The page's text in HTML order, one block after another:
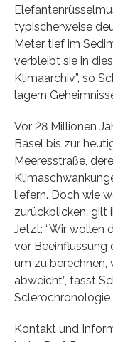
typischerweise
Meter tief im
verbleibt sie in
Klimaarchiv”, so
lagern
Vor 28 Millionen
Basel bis zur
Meeresstraße,
liefern. Doch wie
zurückblicken, gilt
Jetzt: “Wir wollen
vor Beeinflussung
um zu berechnen,
abweicht”, fasst
Sclerochronologie
Kontakt und